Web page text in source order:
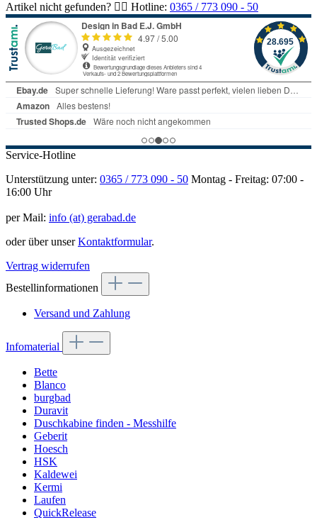
Artikel nicht gefunden? 👉🏻 Hotline: 0365 / 773 090 - 50
Service-Hotline
Unterstützung unter: 0365 / 773 090 - 50 Montag - Freitag: 07:00 -
16:00 Uhr
per Mail: info (at) gerabad.de
oder über unserKontaktformular.
Vertrag widerrufen
Bestellinformationen
Versand und Zahlung
Infomaterial
Bette
Blanco
burgbad
Duravit
Duschkabine finden - Messhilfe
Geberit
Hoesch
HSK
Kaldewei
Kermi
Laufen
QuickRelease